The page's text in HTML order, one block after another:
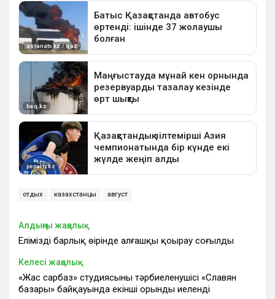
отдых казахстанцы август
Алдыңғы жаңалық
Еліміздің барлық өңірінде алғашқы қоңырау соғылды
Келесі жаңалық
«Жас сарбаз» студиясының тәрбиеленушісі «Славян
базары» байқауында екінші орынды иеленді